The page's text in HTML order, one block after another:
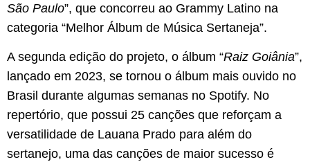
São Paulo”, que concorreu ao Grammy Latino na
categoria “Melhor Álbum de Música Sertaneja”.
A segunda edição do projeto, o álbum “Raiz Goiânia”,
lançado em 2023, se tornou o álbum mais ouvido no
Brasil durante algumas semanas no Spotify. No
repertório, que possui 25 canções que reforçam a
versatilidade de Lauana Prado para além do
sertanejo, uma das canções de maior sucesso é